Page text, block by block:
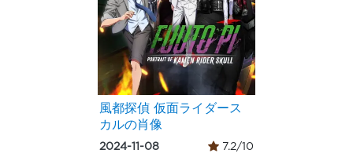
風都探偵 仮面ライダース
カルの肖像
2024-11-08 7.2/10